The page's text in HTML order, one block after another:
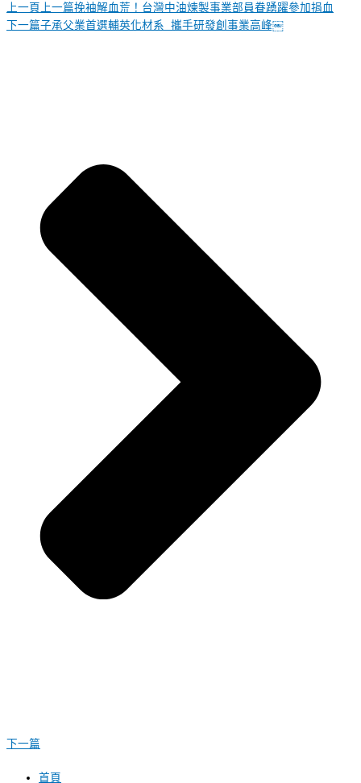
上一頁 上一篇挽袖解血荒！台灣中油煉製事業部員眷踴躍參加捐血
下一篇子承父業首選輔英化材系 攜手研發創事業高峰￼
下一篇
首頁